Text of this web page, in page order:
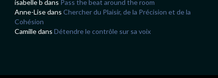
isabelle b dans Pass the beat around the room
Anne-Lisedans Chercher du Plaisir, de la Précision et de la
Cohésion
Camilledans Détendre le contrôle sur sa voix